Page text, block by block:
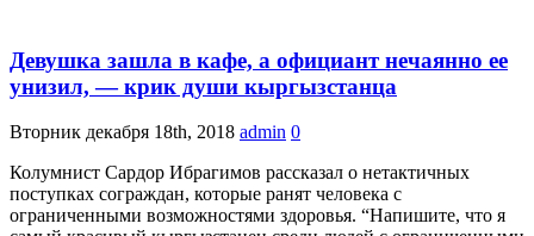
Девушка зашла в кафе, а официант нечаянно ее
унизил, — крик души кыргызстанца
Вторник декабря 18th, 2018 admin 0
Колумнист Сардор Ибрагимов рассказал о нетактичных
поступках сограждан, которые ранят человека с
ограниченными возможностями здоровья. “Напишите, что я